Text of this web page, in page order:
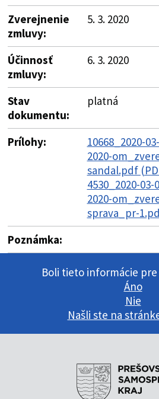
Zverejnenie
zmluvy:
5. 3. 2020
Účinnosť
zmluvy:
6. 3. 2020
Stav
dokumentu:
platná
Prílohy:
10668_2020-
2020-
sandal.pdf
4530_2020-
2020-
sprava_pr-
Poznámka:
Boli tieto informácie pre
Áno
Nie
Našli ste na